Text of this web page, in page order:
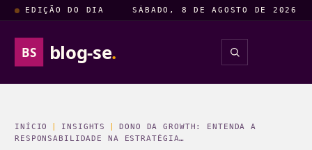
EDIÇÃO DO DIA SÁBADO, 8 DE AGOSTO DE 2026
BS blog-se.
INSIGHTS
INÍCIO INSIGHTS
DONO DA GROWTH: ENTENDA A
RESPONSABILIDADE NA ESTRATÉGIA…